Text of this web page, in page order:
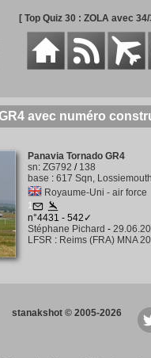
[ Top Quiz 30 : ZOLA avec 34/
avec numéro
Panavia Tornado GR4
sn: ZG792 / 138
base : 617 Sqn,
Royaume-Uni - air force
1
n°4431 - 542✓
Stéphane Pichard -
LFSR : Reims (FRA) MNA
stanakshot © 2005-2026